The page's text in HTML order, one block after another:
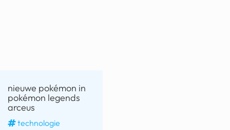
nieuwe pokémon in
pokémon legends
arceus
technologie